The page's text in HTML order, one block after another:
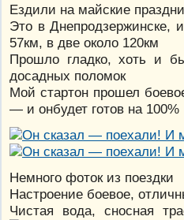
Ездили на майские
Это в Днепродзержинске,
57км, в две около 120км
Прошло гладко, хоть и
досадных поломок
Мой стартон прошел
— и онбудет готов на 100%
Немного фоток из поездки
Настроение боевое,
Чистая вода, сносная